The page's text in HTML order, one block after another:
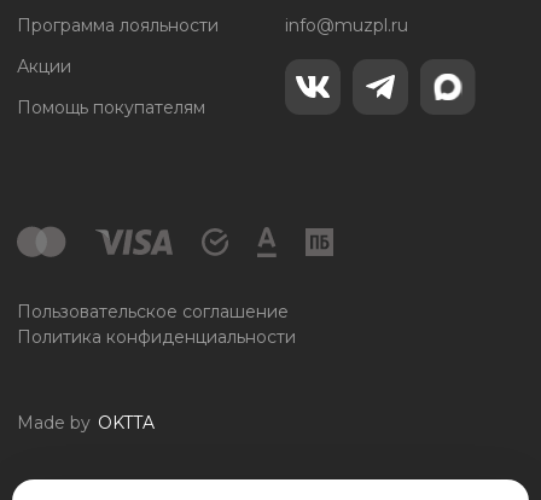
Программа лояльности
Акции
Помощь покупателям
info@muzpl.ru
Пользовательское соглашение
Политика конфиденциальности
Made by OKTTA